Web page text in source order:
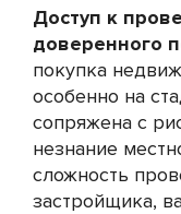
Доступ к
доверенного
покупка
особенно на
сопряжена с
незнание
сложность
застройщика,